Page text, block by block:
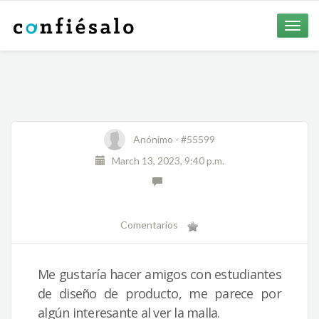
Toggle
Anónimo - #55599
March 13, 2023, 9:40 p.m.
Comentarios
Me gustaría hacer amigos con estudiantes
de diseño de producto, me parece por
algún interesante al ver la malla.